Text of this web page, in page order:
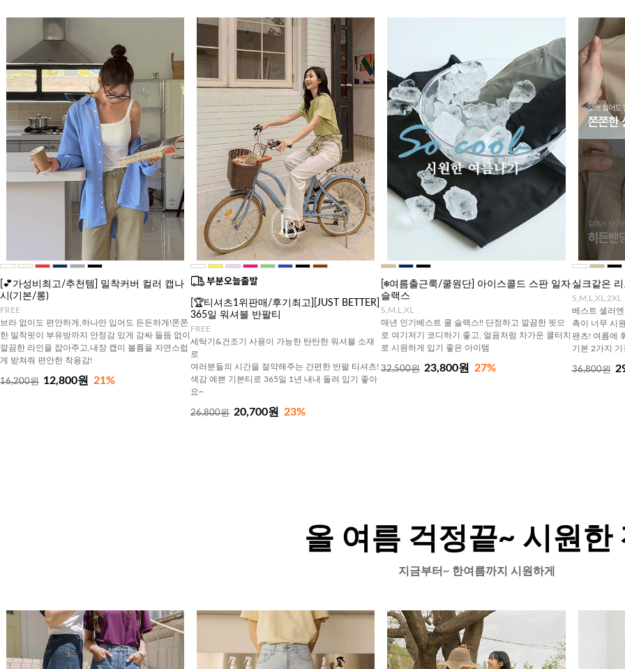
[💕가성비최고/추천템] 밀착커버 컬러 캡나
시(기본/롱)
FREE
브라 없이도 편안하게,하나만 입어도 든든하게!쫀쫀
한 밀착핏이 부유방까지 안정감 있게 감싸 들뜸 없이
깔끔한 라인을 잡아주고,내장 캡이 볼륨을 자연스럽
게 받쳐줘 편안한 착용감!
16,200원 12,800원 21%
[🏆티셔츠1위판매/후기최고][JUST BETTER]
365일 워셔블 반팔티
FREE
세탁기&건조기 사용이 가능한 탄탄한 워셔블 소재
로
여러분들의 시간을 절약해주는 간편한 반팔 티셔츠!
색감 예쁜 기본티로 365일 1년 내내 돌려 입기 좋아
요~
26,800원 20,700원 23%
[❄️여름출근룩/쿨원단] 아이스콜드 스판 일자
슬랙스
S,M,L,XL
매년 인기베스트 쿨 슬랙스!! 단정하고 깔끔한 핏으
로 여기저기 코디하기 좋고, 얼음처럼 차가운 쿨터치
로 시원하게 입기 좋은 아이템
32,500원 23,800원 27%
실크같은
S,M,L,XL,2XL
베스트 셀러
촉이 너무 시
팬츠! 여름에
기본 2가지
36,800원
올 여름 걱정끝~ 시원한
지금부터~ 한여름까지 시원하게